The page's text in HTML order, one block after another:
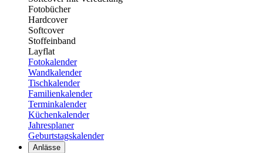
Fotobücher
Hardcover
Softcover
Stoffeinband
Layflat
Fotokalender
Wandkalender
Tischkalender
Familienkalender
Terminkalender
Küchenkalender
Jahresplaner
Geburtstagskalender
Anlässe